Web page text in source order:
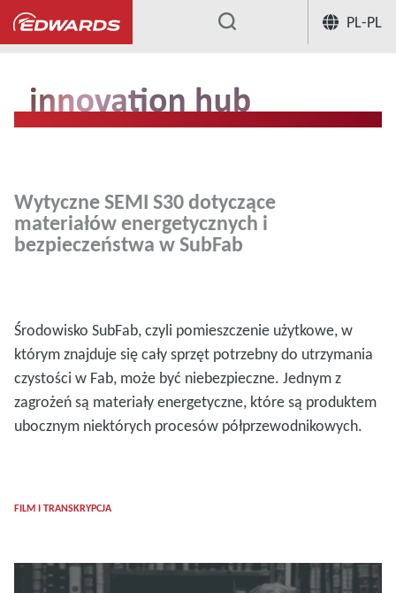
PL-PL
... Innovation Hub Materiały
Wytyczne SEMI S30 dotyczące
materiałów energetycznych i
bezpieczeństwa w SubFab
Środowisko SubFab, czyli pomieszczenie użytkowe, w
którym znajduje się cały sprzęt potrzebny do utrzymania
czystości w Fab, może być niebezpieczne. Jednym z
zagrożeń są materiały energetyczne, które są produktem
ubocznym niektórych procesów półprzewodnikowych.
FILM I TRANSKRYPCJA